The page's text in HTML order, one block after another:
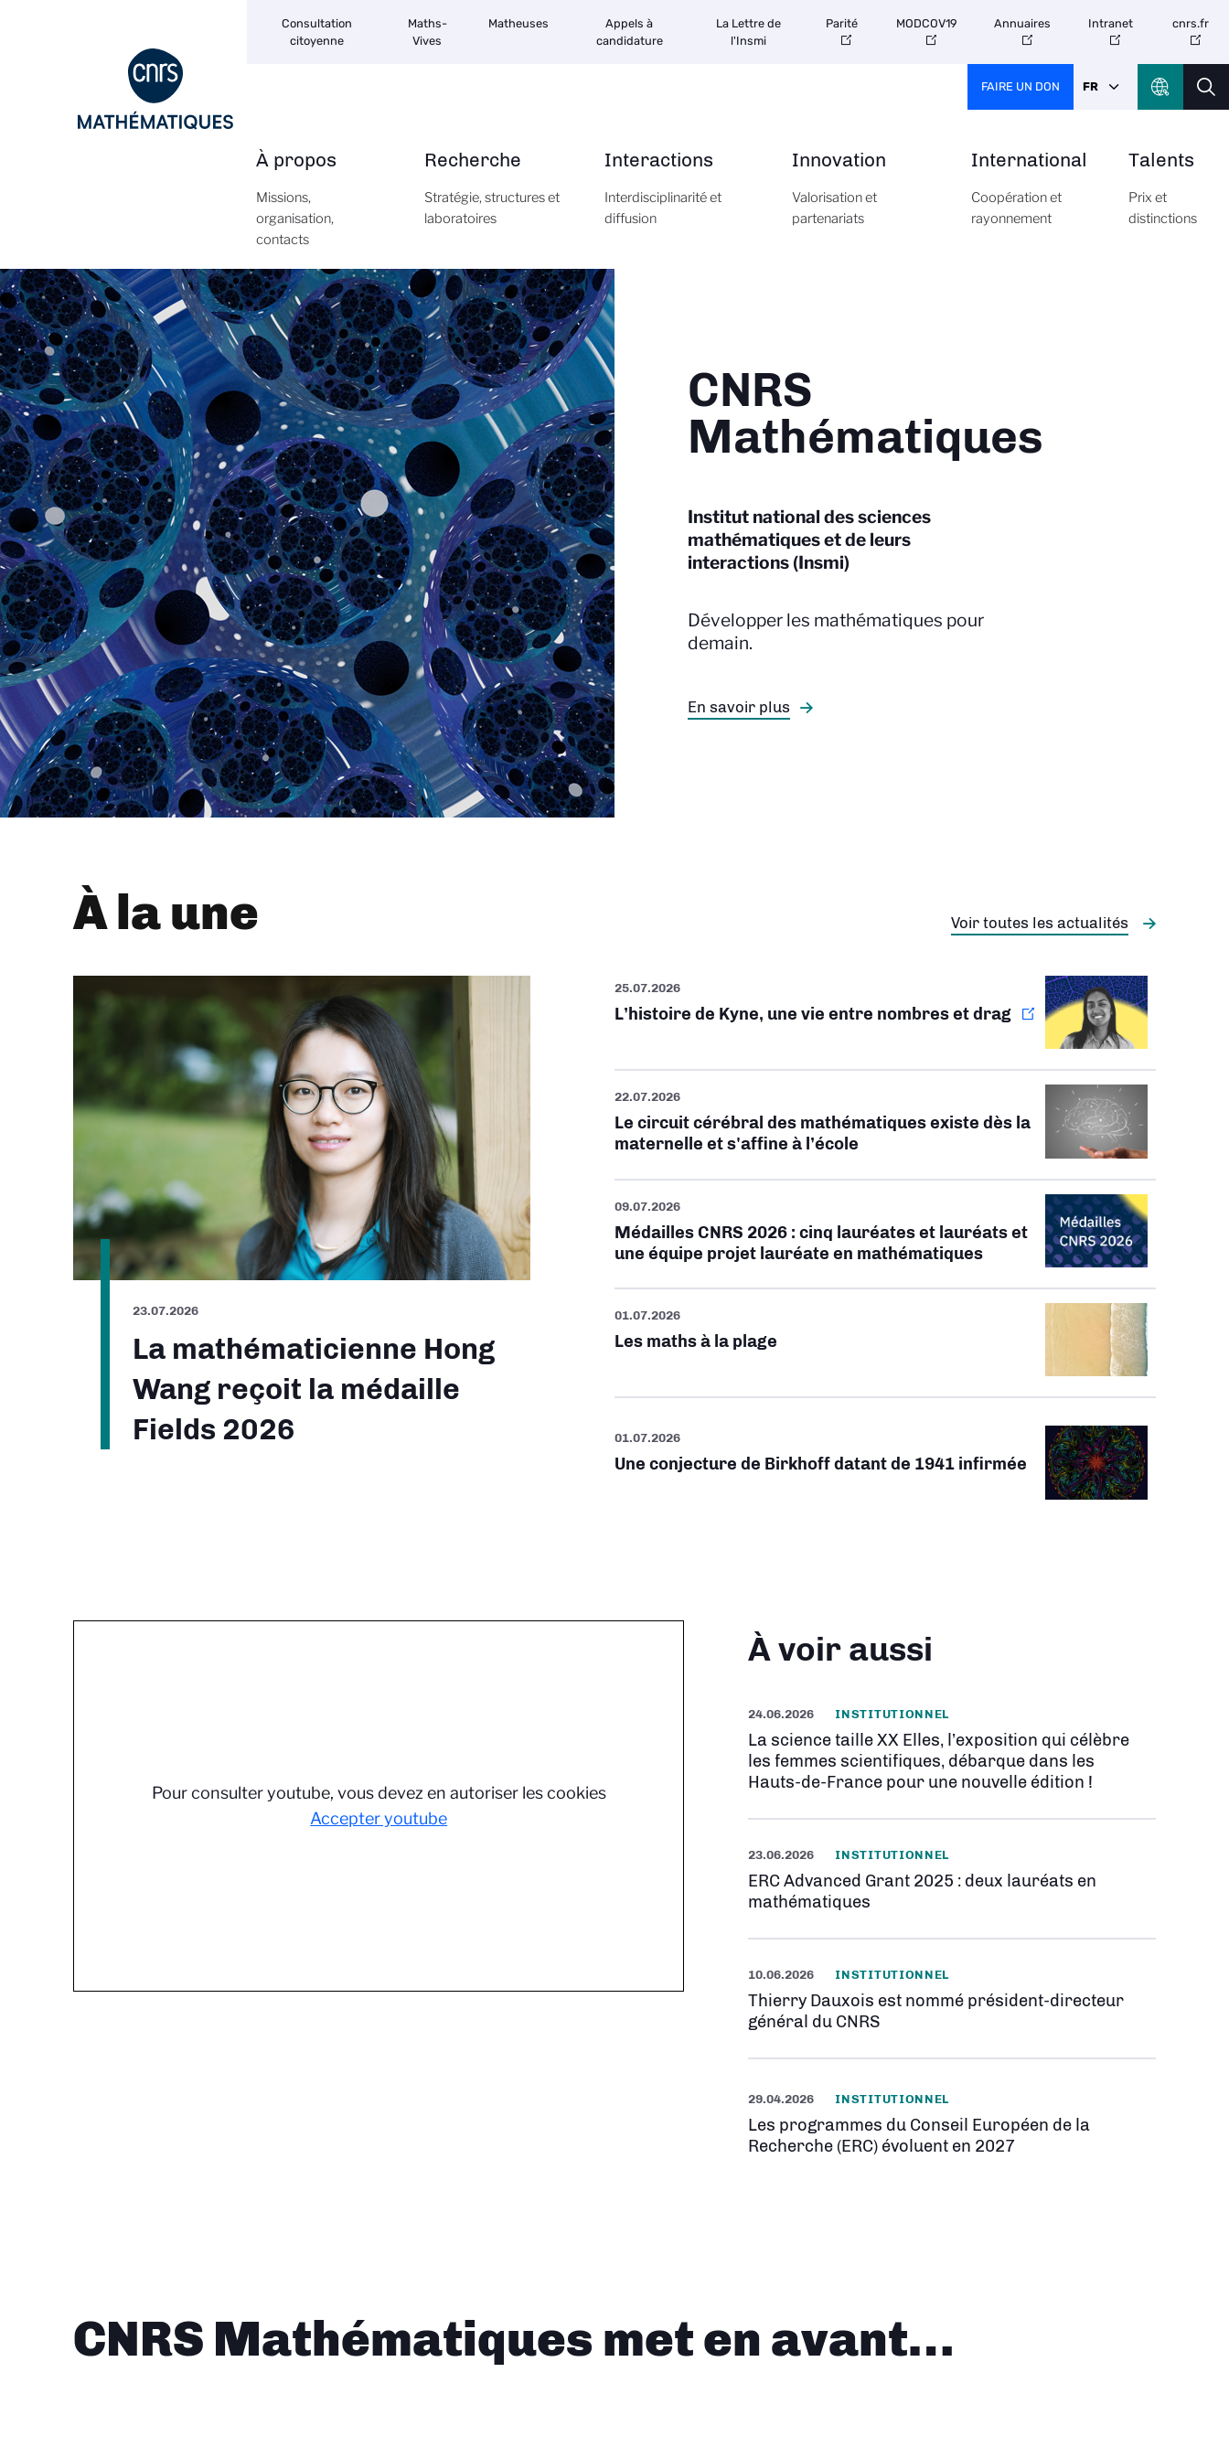
Navigation
principale
À propos
Missions,
organisation,
contacts
Recherche
Stratégie, structures et
laboratoires
Interactions
Interdisciplinarité et
diffusion
Innovation
Valorisation et
partenariats
International
Coopération et
rayonnement
Talents
Prix et
distinctions
secondaire
Consultation
citoyenne
Maths-
Vives
Matheuses
Appels à
candidature
La Lettre de
l'Insmi
Parité MODCOV19 Annuaires Intranet cnrs.fr
FAIRE UN DON FR
CNRS
Mathématiques
Institut national des sciences
mathématiques et de leurs
interactions (Insmi)
Développer les mathématiques pour
demain.
En savoir plus
À la une Voir toutes les actualités
23.07.2026
La mathématicienne Hong
Wang reçoit la médaille
Fields 2026
25.07.2026
L’histoire de Kyne, une vie entre nombres et drag
22.07.2026
Le circuit cérébral des mathématiques existe dès la
maternelle et s'affine à l’école
09.07.2026
Médailles CNRS 2026 : cinq lauréates et lauréats et
une équipe projet lauréate en mathématiques
01.07.2026
Les maths à la plage
01.07.2026
Une conjecture de Birkhoff datant de 1941 infirmée
Pour consulter youtube, vous devez en autoriser les cookies
Accepter youtube
À voir aussi
24.06.2026 INSTITUTIONNEL
La science taille XX Elles, l’exposition qui célèbre
les femmes scientifiques, débarque dans les
Hauts-de-France pour une nouvelle édition !
23.06.2026 INSTITUTIONNEL
ERC Advanced Grant 2025 : deux lauréats en
mathématiques
10.06.2026 INSTITUTIONNEL
Thierry Dauxois est nommé président-directeur
général du CNRS
29.04.2026 INSTITUTIONNEL
Les programmes du Conseil Européen de la
Recherche (ERC) évoluent en 2027
CNRS Mathématiques met en avant…